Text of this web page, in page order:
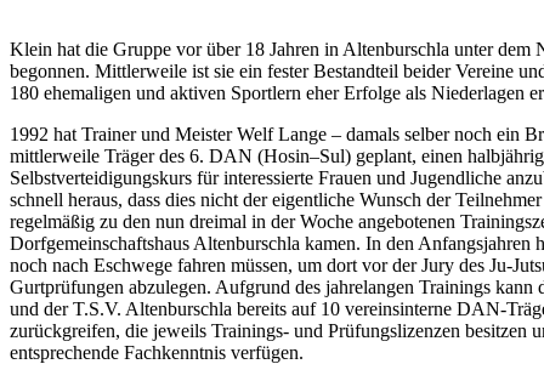
Klein hat die Gruppe vor über 18 Jahren in Altenburschla unter dem
begonnen. Mittlerweile ist sie ein fester Bestandteil beider Vereine
180 ehemaligen und aktiven Sportlern eher Erfolge als Niederlagen
1992 hat Trainer und Meister Welf Lange – damals selber noch ein
mittlerweile Träger des 6. DAN (Hosin–Sul) geplant, einen
Selbstverteidigungskurs für interessierte Frauen und Jugendliche
schnell heraus, dass dies nicht der eigentliche Wunsch der
regelmäßig zu den nun dreimal in der Woche angebotenen
Dorfgemeinschaftshaus Altenburschla kamen. In den Anfangsjahren
noch nach Eschwege fahren müssen, um dort vor der Jury des Ju-
Gurtprüfungen abzulegen. Aufgrund des jahrelangen Trainings
und der T.S.V. Altenburschla bereits auf 10 vereinsinterne DAN-
zurückgreifen, die jeweils Trainings- und Prüfungslizenzen besitzen
entsprechende Fachkenntnis verfügen.